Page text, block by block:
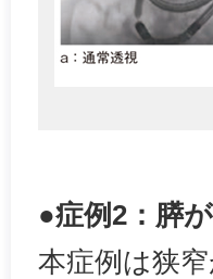
●症例2：膵
本症例は狭